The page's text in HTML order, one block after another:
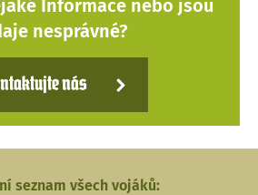
Informace nebo jsou
nesprávné?
nás
seznam všech vojáků: